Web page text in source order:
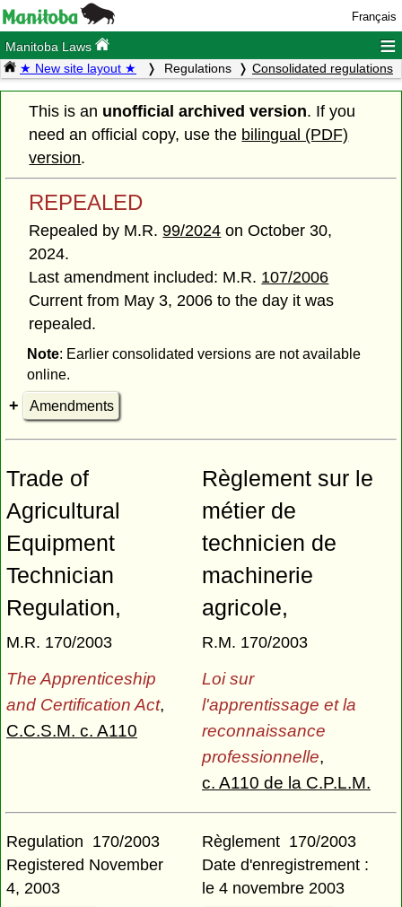
Français
Manitoba Laws ≡
★ New site layout ★ Regulations Consolidated regulations
This is an unofficial archived version. If you
need an official copy, use the bilingual (PDF)
version.
REPEALED
Repealed by M.R.99/2024 on October 30,
2024.
Last amendment included: M.R. 107/2006
Current from May 3, 2006 to the day it was
repealed.
Note: Earlier consolidated versions are not available
online.
Amendments
Trade of
Agricultural
Equipment
Technician
Regulation,
M.R. 170/2003
Règlement sur le
métier de
technicien de
machinerie
agricole,
R.M. 170/2003
The Apprenticeship
and Certification Act,
C.C.S.M. c. A110
Loi sur
l'apprentissage et la
reconnaissance
professionnelle,
c. A110 de la C.P.L.M.
Regulation 170/2003
Registered November
4, 2003
Règlement 170/2003
Date d'enregistrement :
le 4 novembre 2003